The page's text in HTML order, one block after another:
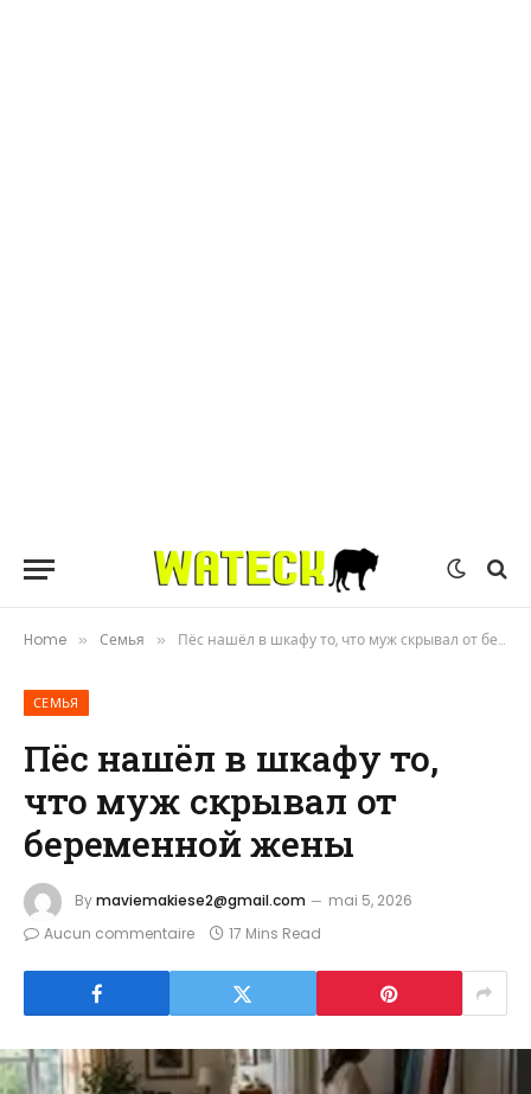
Home » Семья » Пёс нашёл в шкафу то, что муж скрывал от беременной жены
СЕМЬЯ
Пёс нашёл в шкафу то,
что муж скрывал от
беременной жены
Bymaviemakiese2@gmail.com
mai 5, 2026
Aucun commentaire
17 Mins Read